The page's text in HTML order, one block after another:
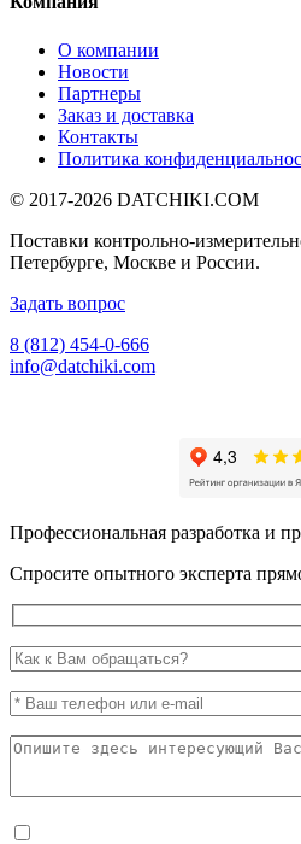
О компании
Новости
Партнеры
Заказ и доставка
Контакты
Политика
© 2017-2026 DATCHIKI.COM
Поставки контрольно-
Петербурге, Москве и России.
Задать вопрос
8 (812) 454-0-666
info@datchiki.com
Профессиональная разработка и
Спросите опытного эксперта